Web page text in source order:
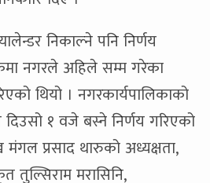
निकाल्ने पनि निर्णय
नगरले अहिले सम्म गरेका
थियो । नगरकार्यपालिकाको
१ वजे बस्ने निर्णय गरिएको
प्रसाद थारुको अध्यक्षता,
तुल्सिराम मरासिनि,